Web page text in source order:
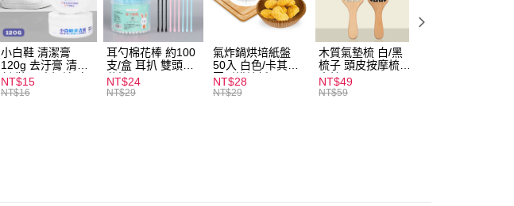
全家取貨付款
每筆NT$60，滿NT$599(含以上)免運費
付款後全家取貨
每筆NT$60，滿NT$599(含以上)免運費
小白鞋 清潔膏
120g 去汙膏 清潔
劑 鞋子 去汙漬 白
皮鞋 鞋油
NT$15
NT$16
耳勺棉花棒 約100
支/盒 耳扒 雙頭棉
花棒
NT$24
NT$29
氣炸鍋烘培紙盤
50入 白色/卡其色
圓形烘焙紙
NT$28
NT$29
木質氣墊梳 白/黑
梳子 頭皮按摩梳
木梳
NT$49
NT$59